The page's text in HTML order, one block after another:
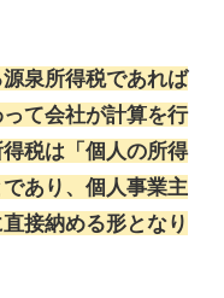
泉所得税であれば
て会社が計算を行
得税は「個人の所得
あり、個人事業主
接納める形となり